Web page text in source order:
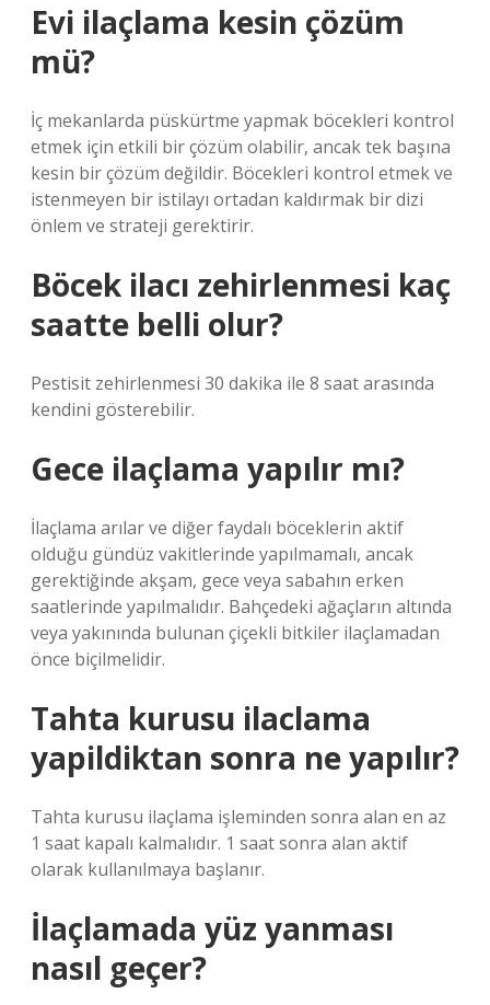
Evi ilaçlama kesin çözüm
mü?
İç mekanlarda püskürtme yapmak böcekleri kontrol
etmek için etkili bir çözüm olabilir, ancak tek başına
kesin bir çözüm değildir. Böcekleri kontrol etmek ve
istenmeyen bir istilayı ortadan kaldırmak bir dizi
önlem ve strateji gerektirir.
Böcek ilacı zehirlenmesi kaç
saatte belli olur?
Pestisit zehirlenmesi 30 dakika ile 8 saat arasında
kendini gösterebilir.
Gece ilaçlama yapılır mı?
İlaçlama arılar ve diğer faydalı böceklerin aktif
olduğu gündüz vakitlerinde yapılmamalı, ancak
gerektiğinde akşam, gece veya sabahın erken
saatlerinde yapılmalıdır. Bahçedeki ağaçların altında
veya yakınında bulunan çiçekli bitkiler ilaçlamadan
önce biçilmelidir.
Tahta kurusu ilaclama
yapildiktan sonra ne yapılır?
Tahta kurusu ilaçlama işleminden sonra alan en az
1 saat kapalı kalmalıdır. 1 saat sonra alan aktif
olarak kullanılmaya başlanır.
İlaçlamada yüz yanması
nasıl geçer?